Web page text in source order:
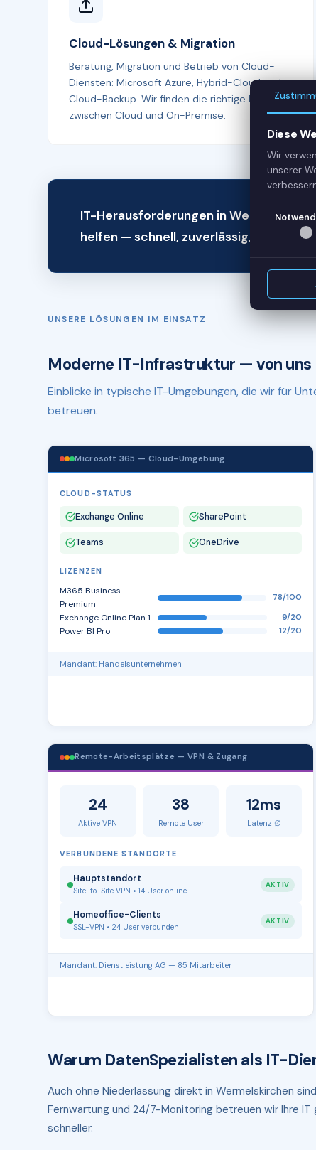
Cloud-Lösungen & Migration
Beratung, Migration und Betrieb von Cloud-
Diensten: Microsoft Azure, Hybrid-Cloud und
Cloud-Backup. Wir finden die richtige Balance
zwischen Cloud und On-Premise.
IT-Herausforderungen in
helfen — schnell, zuverlässig, remote.
UNSERE LÖSUNGEN IM EINSATZ
Moderne IT-Infrastruktur — von
Einblicke in typische IT-Umgebungen, die wir für
betreuen.
Microsoft 365 — Cloud-Umgebung
CLOUD-STATUS
Exchange Online SharePoint
Teams OneDrive
LIZENZEN
M365 Business
Premium
78/100
Exchange Online Plan 1 9/20
Power BI Pro 12/20
Mandant: Handelsunternehmen
Remote-Arbeitsplätze — VPN & Zugang
24
Aktive VPN
38
Remote User
12ms
Latenz ∅
VERBUNDENE STANDORTE
Hauptstandort
Site-to-Site VPN • 14 User online
AKTIV
Homeoffice-Clients
SSL-VPN • 24 User verbunden
AKTIV
Mandant: Dienstleistung AG — 85 Mitarbeiter
Warum DatenSpezialisten als IT-
Auch ohne Niederlassung direkt in Wermelskirchen
Fernwartung und 24/7-Monitoring betreuen wir Ihre
schneller.
Diese
Wir
unserer